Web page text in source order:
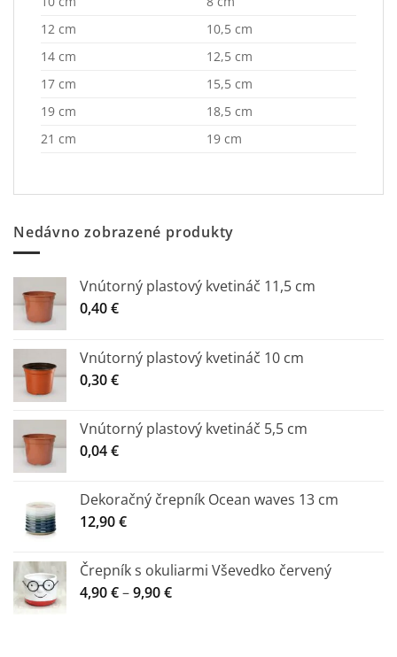
12 cm
10,5 cm
14 cm
12,5 cm
17 cm
15,5 cm
19 cm
18,5 cm
21 cm
19 cm
Nedávno zobrazené produkty
Vnútorný plastový kvetináč 11,5 cm
0,40€
Vnútorný plastový kvetináč 10 cm
0,30€
Vnútorný plastový kvetináč 5,5 cm
0,04€
Dekoračný črepník Ocean waves 13 cm
12,90€
Črepník s okuliarmi Vševedko červený
4,90€–9,90€Price